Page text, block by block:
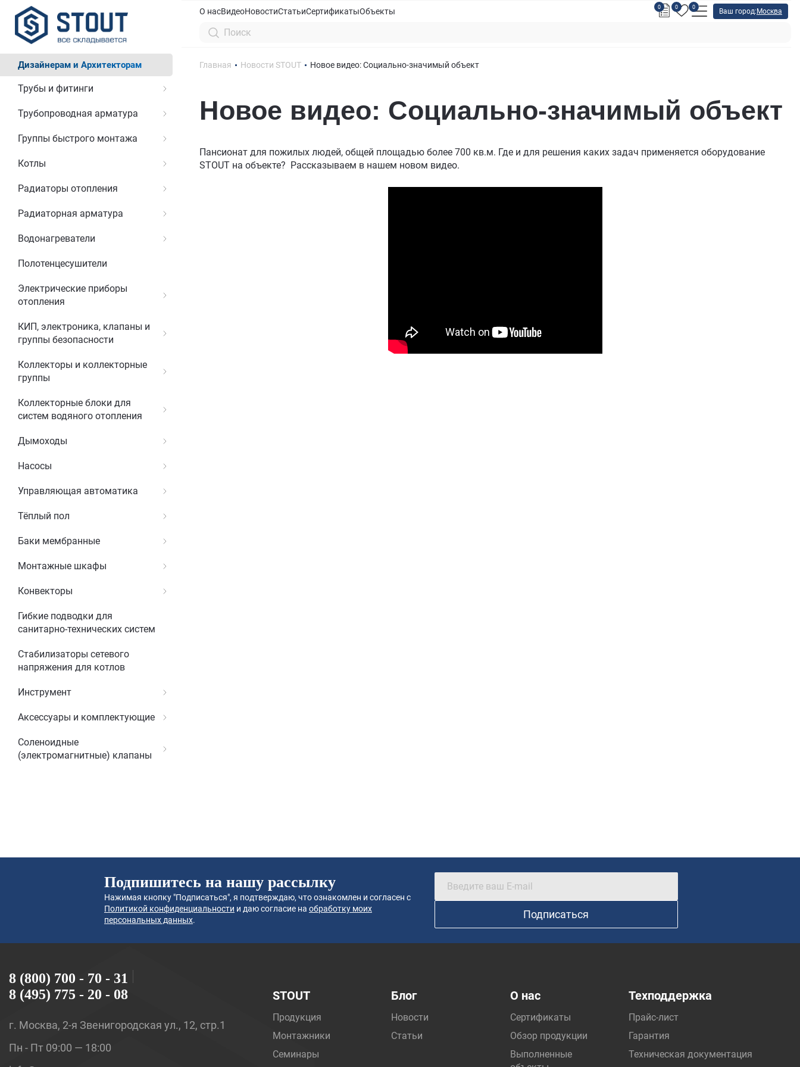
Дизайнерам и Архитекторам
Трубы и фитинги
Трубопроводная арматура
Группы быстрого монтажа
Котлы
Радиаторы отопления
Радиаторная арматура
Водонагреватели
Полотенцесушители
Электрические приборы
отопления
КИП, электроника, клапаны и
группы безопасности
Коллекторы и коллекторные
группы
Коллекторные блоки для
систем водяного отопления
Дымоходы
Насосы
Управляющая автоматика
Тёплый пол
Баки мембранные
Монтажные шкафы
Конвекторы
Гибкие подводки для
санитарно-технических систем
Стабилизаторы сетевого
напряжения для котлов
Инструмент
Аксессуары и комплектующие
Соленоидные
(электромагнитные) клапаны
О насВидеоНовостиСтатьиСертификатыОбъекты 0 0 0
Ваш город: Москва
Главная Новости STOUT Новое видео: Социально-значимый объект
Новое видео: Социально-значимый объект
Пансионат для пожилых людей, общей площадью более 700 кв.м. Где и для решения каких задач применяется оборудование
STOUT на объекте? Рассказываем в нашем новом видео.
Подпишитесь на нашу рассылку
Нажимая кнопку "Подписаться", я подтверждаю, что ознакомлен и согласен с
Политикой конфиденциальности и даю согласие на обработку моих
персональных данных. Подписаться
8 (800) 700 - 70 - 31
8 (495) 775 - 20 - 08
г. Москва, 2-я Звенигородская ул., 12, стр.1
Пн - Пт 09:00 — 18:00
STOUT
Продукция
Монтажники
Семинары
Блог
Новости
Статьи
О нас
Сертификаты
Обзор продукции
Выполненные
Техподдержка
Прайс-лист
Гарантия
Техническая документация